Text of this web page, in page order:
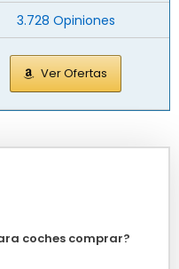
3.728 Opiniones
Ver Ofertas
coches comprar?